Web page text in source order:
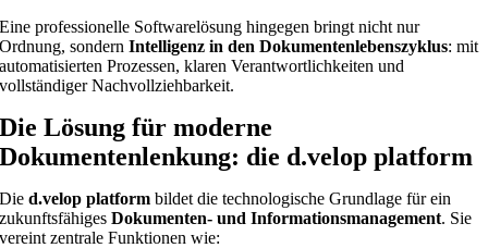
Eine professionelle Softwarelösung hingegen bringt nicht nur
Ordnung, sondernIntelligenz in den Dokumentenlebenszyklus: mit
automatisierten Prozessen, klaren Verantwortlichkeiten und
vollständiger Nachvollziehbarkeit.
Die Lösung für moderne
Dokumentenlenkung: die d.velop platform
Died.velop platform bildet die technologische Grundlage für ein
zukunftsfähigesDokumenten- und Informationsmanagement. Sie
vereint zentrale Funktionen wie: